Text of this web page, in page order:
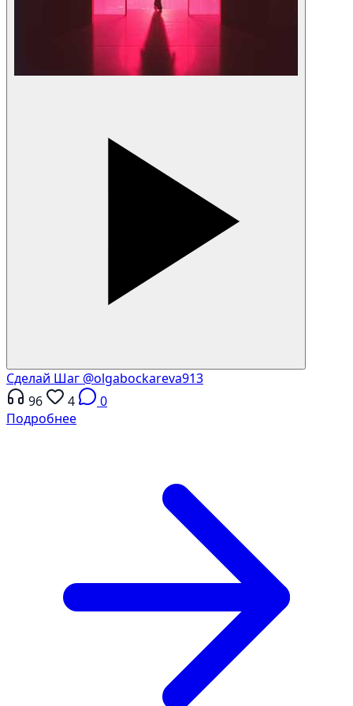
Сделай Шаг @olgabockareva913
96
4
0
Подробнее